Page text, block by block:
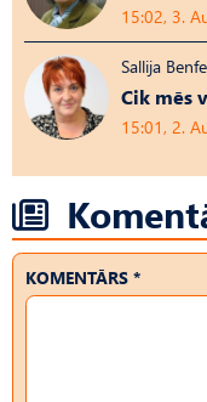
15:02, 3.
Sallija
Cik mēs
15:01, 2.
KOMENTĀRS *